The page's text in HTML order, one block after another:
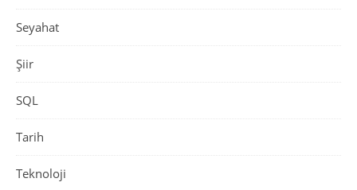
Seyahat
Şiir
SQL
Tarih
Teknoloji